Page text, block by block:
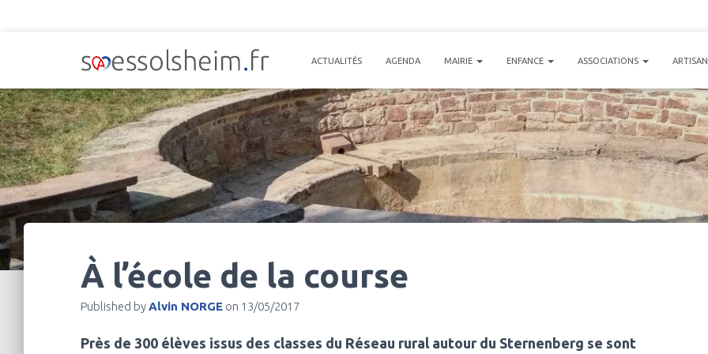
ACTUALITÉS AGENDA MAIRIE ENFANCE ASSOCIATIONS
À l’école de la course
Published byAlvin NORGE on 13/05/2017
Près de 300 élèves issus des classes du Réseau rural autour du Sternenberg se sont